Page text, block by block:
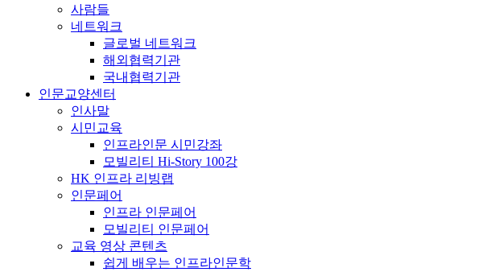
사람들
네트워크
글로벌 네트워크
해외협력기관
국내협력기관
인문교양센터
인사말
시민교육
인프라인문 시민강좌
모빌리티 Hi-Story 100강
HK 인프라 리빙랩
인문페어
인프라 인문페어
모빌리티 인문페어
교육 영상 콘텐츠
쉽게 배우는 인프라인문학